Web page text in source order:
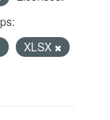
XLSX